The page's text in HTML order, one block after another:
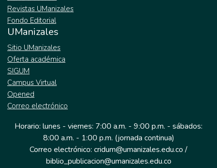
Revistas UManizales
Fondo Editorial
UManizales
Sitio UManizales
Oferta académica
SIGUM
Campus Virtual
Opened
Correo electrónico
Horario: lunes - viernes: 7:00 a.m. - 9:00 p.m. - sábados:
8:00 a.m. - 1:00 p.m. (jornada continua)
Correo electrónico: cridum@umanizales.edu.co /
biblio_publicacion@umanizales.edu.co